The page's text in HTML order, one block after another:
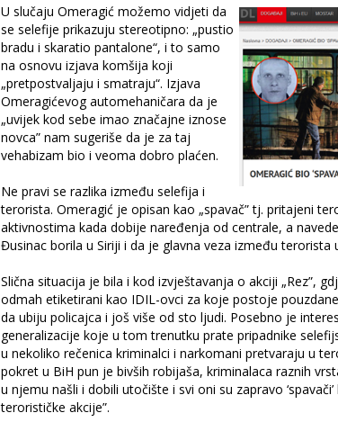
U slučaju Omeragić možemo vidjeti da
se selefije prikazuju stere­otipno: „pustio
bradu i skaratio pantalone“, i to samo
na osnovu izjava komšija koji
„pretpostvaljaju i smatraju“. Izjava
Omeragićevog auto­mehaničara da je
„uvijek kod sebe imao značajne iznose
novca” nam sugeriše da je za taj
vehabizam bio i veoma dobro plaćen.
Ne pravi se razlika između selefija i
terorista. Omeragić je opisan kao „spavač” tj. pritajeni
aktivnostima kada dobije naređenja od centrale, a
Đusinac bori­la u Siriji i da je glavna veza između terorista
Slična situacija je bila i kod izvještavanja o akciji „Rez”,
odmah etiketirani kao IDIL-ovci za koje postoje
da ubiju policajca i još više od sto ljudi. Posebno je
generalizacije koje u tom trenutku prate pripadnike
u nekoliko rečenica kriminalci i narkomani pretvara­ju u
pokret u BiH pun je bivših robijaša, krimi­nalaca raznih
u njemu našli i dobili utočište i svi oni su zapravo
terorističke akcije”.